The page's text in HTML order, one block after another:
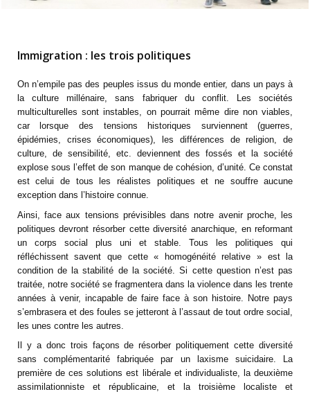
Immigration : les trois politiques
On n’empile pas des peuples issus du monde entier, dans un pays à
la culture millénaire, sans fabriquer du conflit. Les sociétés
multiculturelles sont instables, on pourrait même dire non viables,
car lorsque des tensions historiques surviennent (guerres,
épidémies, crises économiques), les différences de religion, de
culture, de sensibilité, etc. deviennent des fossés et la société
explose sous l’effet de son manque de cohésion, d’unité. Ce constat
est celui de tous les réalistes politiques et ne souffre aucune
exception dans l’histoire connue.
Ainsi, face aux tensions prévisibles dans notre avenir proche, les
politiques devront résorber cette diversité anarchique, en reformant
un corps social plus uni et stable. Tous les politiques qui
réfléchissent savent que cette « homogénéité relative » est la
condition de la stabilité de la société. Si cette question n’est pas
traitée, notre société se fragmentera dans la violence dans les trente
années à venir, incapable de faire face à son histoire. Notre pays
s’embrasera et des foules se jetteront à l’assaut de tout ordre social,
les unes contre les autres.
Il y a donc trois façons de résorber politiquement cette diversité
sans complémentarité fabriquée par un laxisme suicidaire. La
première de ces solutions est libérale et individualiste, la deuxième
assimilationniste et républicaine, et la troisième localiste et